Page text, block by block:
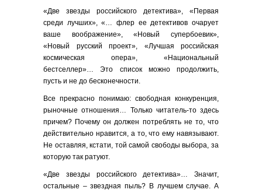
«Две звезды российского детектива», «Первая
среди лучших», «… флер ее детективов очарует
ваше воображение», «Новый супербоевик»,
«Новый русский проект», «Лучшая российская
космическая опера», «Национальный
бестселлер»… Это список можно продолжить,
пусть и не до бесконечности.
Все прекрасно понимаю: свободная конкуренция,
рыночные отношения… Только читатель-то здесь
причем? Почему он должен потреблять не то, что
действительно нравится, а то, что ему навязывают.
Не оставляя, кстати, той самой свободы выбора, за
которую так ратуют.
«Две звезды российского детектива»… Значит,
остальные – звездная пыль? В лучшем случае. А